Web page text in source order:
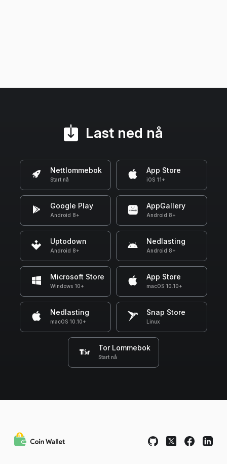
Last ned nå
Nettlommebok
Start nå
App Store
iOS 11+
Google Play
Android 8+
AppGallery
Android 8+
Uptodown
Android 8+
Nedlasting
Android 8+
Microsoft Store
Windows 10+
App Store
macOS 10.10+
Nedlasting
macOS 10.10+
Snap Store
Linux
Tor Lommebok
Start nå